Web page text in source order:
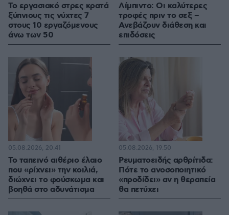
Το εργασιακό στρες κρατά
ξύπνιους τις νύχτες 7
στους 10 εργαζόμενους
άνω των 50
Λίμπιντο: Οι καλύτερες
τροφές πριν το σεξ –
Ανεβάζουν διάθεση και
επιδόσεις
Το ταπεινό αιθέριο έλαιο
που «ρίχνει» την κοιλιά,
διώχνει το φούσκωμα και
βοηθά στο αδυνάτισμα
05.08.2026, 20:41
Ρευματοειδής αρθρίτιδα:
Πότε το ανοσοποιητικό
«προδίδει» αν η θεραπεία
θα πετύχει
05.08.2026, 19:50